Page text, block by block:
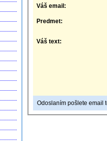
Váš email:
Predmet:
Váš text:
Odoslaním pošlete email